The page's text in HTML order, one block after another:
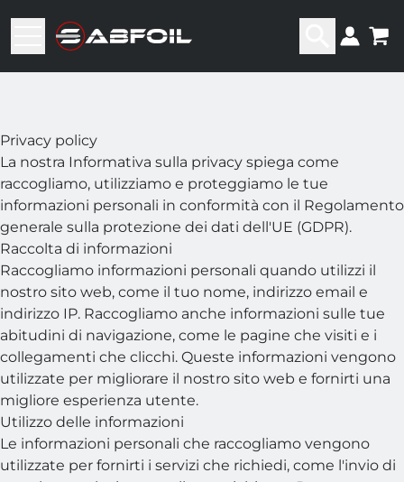
Privacy policy
La nostra Informativa sulla privacy spiega come
raccogliamo, utilizziamo e proteggiamo le tue
informazioni personali in conformità con il Regolamento
generale sulla protezione dei dati dell'UE (GDPR).
Raccolta di informazioni
Raccogliamo informazioni personali quando utilizzi il
nostro sito web, come il tuo nome, indirizzo email e
indirizzo IP. Raccogliamo anche informazioni sulle tue
abitudini di navigazione, come le pagine che visiti e i
collegamenti che clicchi. Queste informazioni vengono
utilizzate per migliorare il nostro sito web e fornirti una
migliore esperienza utente.
Utilizzo delle informazioni
Le informazioni personali che raccogliamo vengono
utilizzate per fornirti i servizi che richiedi, come l'invio di